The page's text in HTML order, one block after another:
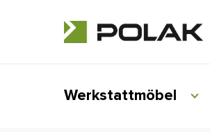
Werkstattmöbel